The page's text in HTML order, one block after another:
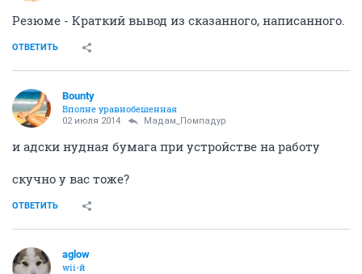
Резюме - Краткий вывод из сказанного, написанного.
ОТВЕТИТЬ
Bounty
Вполне уравнобешенная
02 июля 2014 Мадам_Помпадур
и адски нудная бумага при устройстве на работу
скучно у вас тоже?
ОТВЕТИТЬ
aglow
wii-й